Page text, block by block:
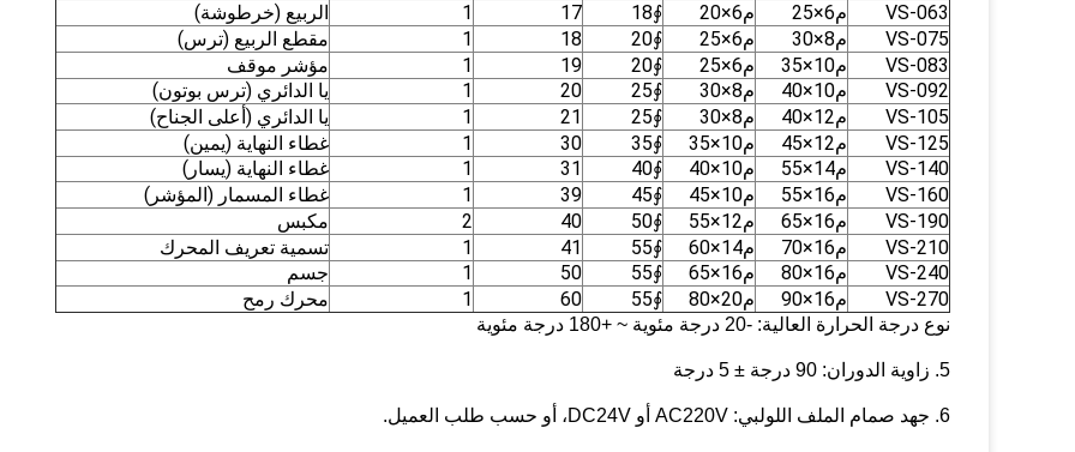
VS-063
م6×25 م6×20 ∮18
17
1
الربيع (خرطوشة)
VS-075
م8×30 م6×25 ∮20
18
1
مقطع الربيع (ترس)
VS-083
م10×35 م6×25 ∮20
19
1
مؤشر موقف
VS-092
م10×40 م8×30 ∮25
20
1
يا الدائري (ترس بوتون)
VS-105
م12×40 م8×30 ∮25
21
1
يا الدائري (أعلى الجناح)
VS-125
م12×45 م10×35 ∮35
30
1
غطاء النهاية (يمين)
VS-140
م14×55 م10×40 ∮40
31
1
غطاء النهاية (يسار)
VS-160
م16×55 م10×45 ∮45
39
1
غطاء المسمار (المؤشر)
VS-190
م16×65 م12×55 ∮50
40
2
مكبس
VS-210
م16×70 م14×60 ∮55
41
1
تسمية تعريف المحرك
VS-240
م16×80 م16×65 ∮55
50
1
جسم
VS-270
م16×90 م20×80 ∮55
60
1 محرك رمح
نوع درجة الحرارة العالية: -20 درجة مئوية ~ +180 درجة مئوية
5. زاوية الدوران: 90 درجة ± 5 درجة
6. جهد صمام الملف اللولبي: AC220V أو DC24V، أو حسب طلب العميل.